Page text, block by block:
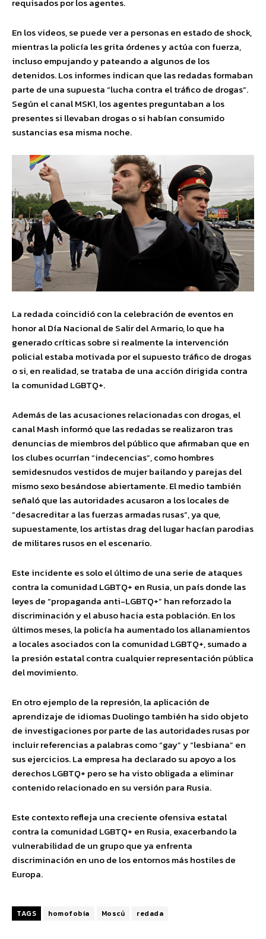
requisados por los agentes.
En los videos, se puede ver a personas en estado de shock,
mientras la policía les grita órdenes y actúa con fuerza,
incluso empujando y pateando a algunos de los
detenidos. Los informes indican que las redadas formaban
parte de una supuesta “lucha contra el tráfico de drogas”.
Según el canal MSK1, los agentes preguntaban a los
presentes si llevaban drogas o si habían consumido
sustancias esa misma noche.
La redada coincidió con la celebración de eventos en
honor al Día Nacional de Salir del Armario, lo que ha
generado críticas sobre si realmente la intervención
policial estaba motivada por el supuesto tráfico de drogas
o si, en realidad, se trataba de una acción dirigida contra
la comunidad LGBTQ+.
Además de las acusaciones relacionadas con drogas, el
canal Mash informó que las redadas se realizaron tras
denuncias de miembros del público que afirmaban que en
los clubes ocurrían “indecencias”, como hombres
semidesnudos vestidos de mujer bailando y parejas del
mismo sexo besándose abiertamente. El medio también
señaló que las autoridades acusaron a los locales de
“desacreditar a las fuerzas armadas rusas”, ya que,
supuestamente, los artistas drag del lugar hacían parodias
de militares rusos en el escenario.
Este incidente es solo el último de una serie de ataques
contra la comunidad LGBTQ+ en Rusia, un país donde las
leyes de “propaganda anti-LGBTQ+” han reforzado la
discriminación y el abuso hacia esta población. En los
últimos meses, la policía ha aumentado los allanamientos
a locales asociados con la comunidad LGBTQ+, sumado a
la presión estatal contra cualquier representación pública
del movimiento.
En otro ejemplo de la represión, la aplicación de
aprendizaje de idiomas Duolingo también ha sido objeto
de investigaciones por parte de las autoridades rusas por
incluir referencias a palabras como “gay” y “lesbiana” en
sus ejercicios. La empresa ha declarado su apoyo a los
derechos LGBTQ+ pero se ha visto obligada a eliminar
contenido relacionado en su versión para Rusia.
Este contexto refleja una creciente ofensiva estatal
contra la comunidad LGBTQ+ en Rusia, exacerbando la
vulnerabilidad de un grupo que ya enfrenta
discriminación en uno de los entornos más hostiles de
Europa.
TAGS homofobia Moscú redada